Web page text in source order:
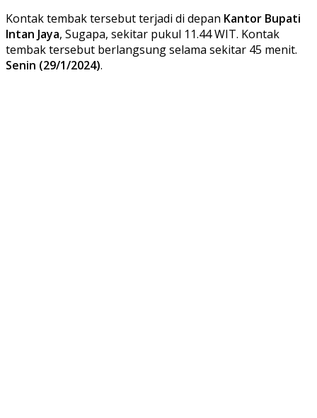
Kontak tembak tersebut terjadi di depan Kantor Bupati
Intan Jaya, Sugapa, sekitar pukul 11.44 WIT. Kontak
tembak tersebut berlangsung selama sekitar 45 menit.
Senin (29/1/2024).